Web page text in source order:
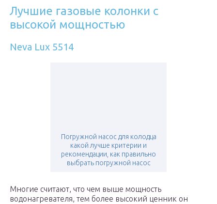
Лучшие газовые колонки с
высокой мощностью
Neva Lux 5514
Погружной насос для колодца
какой лучше критерии и
рекомендации, как правильно
выбрать погружной насос
Многие считают, что чем выше мощность
водонагревателя, тем более высокий ценник он